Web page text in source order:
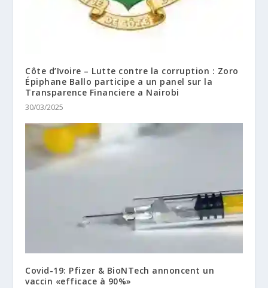
Côte d’Ivoire – Lutte contre la corruption : Zoro
Épiphane Ballo participe a un panel sur la
Transparence Financiere a Nairobi
30/03/2025
Covid-19: Pfizer & BioNTech annoncent un
vaccin «efficace à 90%»